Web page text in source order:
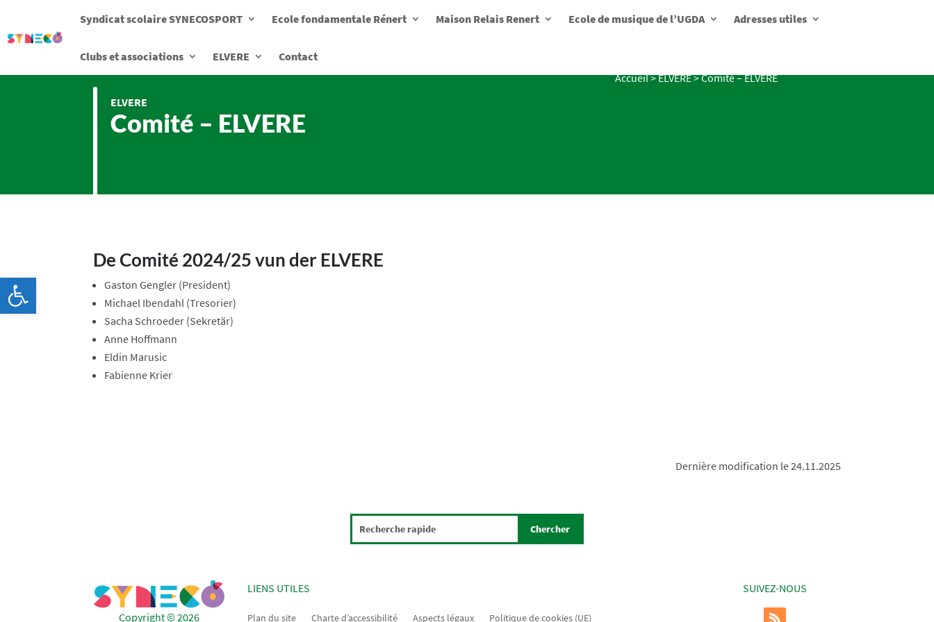
Syndicat scolaire SYNECOSPORT Ecole fondamentale Rénert Maison Relais Renert Ecole de musique de l’UGDA Adresses utiles
Clubs et associations ELVERE Contact
ELVERE
Comité – ELVERE
Accueil>ELVERE>Comité – ELVERE
De Comité 2024/25 vun der ELVERE
Gaston Gengler (President)
Michael Ibendahl (Tresorier)
Sacha Schroeder (Sekretär)
Anne Hoffmann
Eldin Marusic
Fabienne Krier
Dernière modification le 24.11.2025
Copyright © 2026
LIENS UTILES
Plan du site Charte d’accessibilité Aspects légaux Politique de cookies (UE)
SUIVEZ-NOUS
Ouvrir la barre d’outils